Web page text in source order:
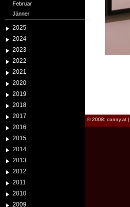
Februar
Jänner
2025
2024
2023
2022
2021
2020
2019
2018
2017
2016
2015
2014
2013
2012
2011
2010
2009
© 2008: conny.at |